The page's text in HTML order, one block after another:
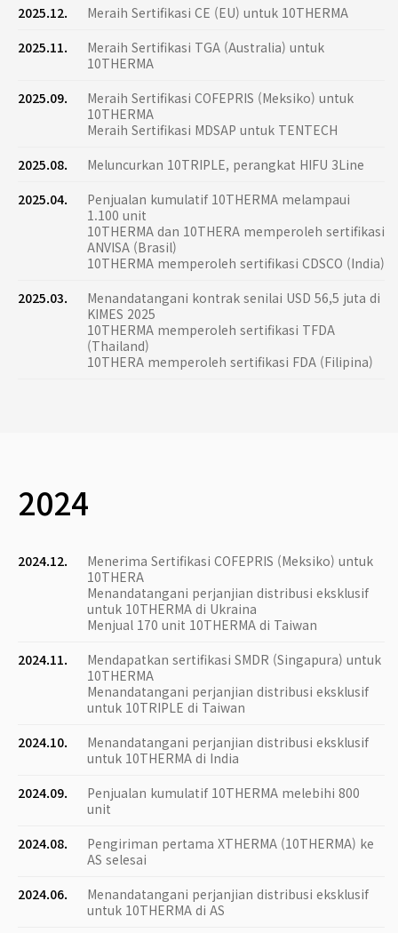
2025.12.
Meraih Sertifikasi CE (EU) untuk 10THERMA
2025.11.
Meraih Sertifikasi TGA (Australia) untuk
10THERMA
2025.09.
Meraih Sertifikasi COFEPRIS (Meksiko) untuk
10THERMA
Meraih Sertifikasi MDSAP untuk TENTECH
2025.08.
Meluncurkan 10TRIPLE, perangkat HIFU 3Line
2025.04.
Penjualan kumulatif 10THERMA melampaui
1.100 unit
10THERMA dan 10THERA memperoleh sertifikasi
ANVISA (Brasil)
10THERMA memperoleh sertifikasi CDSCO (India)
2025.03.
Menandatangani kontrak senilai USD 56,5 juta di
KIMES 2025
10THERMA memperoleh sertifikasi TFDA
(Thailand)
10THERA memperoleh sertifikasi FDA (Filipina)
2024
2024.12.
Menerima Sertifikasi COFEPRIS (Meksiko) untuk
10THERA
Menandatangani perjanjian distribusi eksklusif
untuk 10THERMA di Ukraina
Menjual 170 unit 10THERMA di Taiwan
2024.11.
Mendapatkan sertifikasi SMDR (Singapura) untuk
10THERMA
Menandatangani perjanjian distribusi eksklusif
untuk 10TRIPLE di Taiwan
2024.10.
Menandatangani perjanjian distribusi eksklusif
untuk 10THERMA di India
2024.09.
Penjualan kumulatif 10THERMA melebihi 800
unit
2024.08.
Pengiriman pertama XTHERMA (10THERMA) ke
AS selesai
2024.06.
Menandatangani perjanjian distribusi eksklusif
untuk 10THERMA di AS